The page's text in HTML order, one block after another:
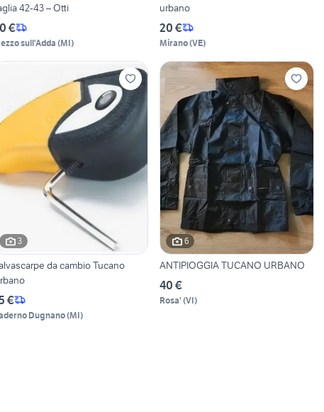
42-43 – Otti
€
sull'Adda (MI)
urbano
20 €
Mirano(VE)
3
da cambio Tucano
€
Dugnano(MI)
6
ANTIPIOGGIA TUCANO URBANO
40 €
Rosa' (VI)